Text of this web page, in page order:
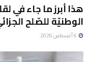
هذا أبرز ما جاء في
الوطنيّة للصّلح